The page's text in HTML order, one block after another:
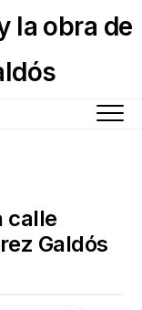
la obra de
calle
Galdós